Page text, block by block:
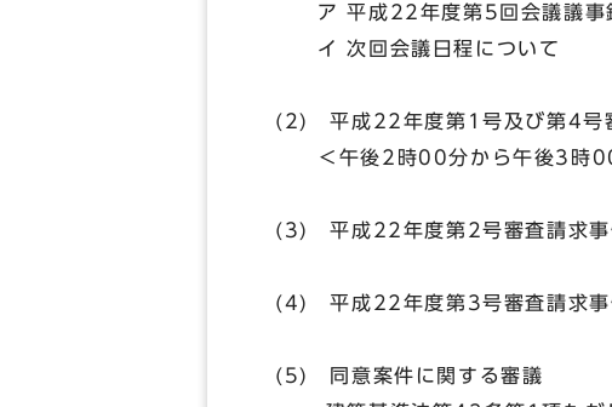
ア 平成22年度第5回会議議事
イ 次回会議日程について
(2) 平成22年度第1号及び第4号
＜午後2時00分から午後3時00
(3) 平成22年度第2号審査請求事
(4) 平成22年度第3号審査請求事
(5) 同意案件に関する審議